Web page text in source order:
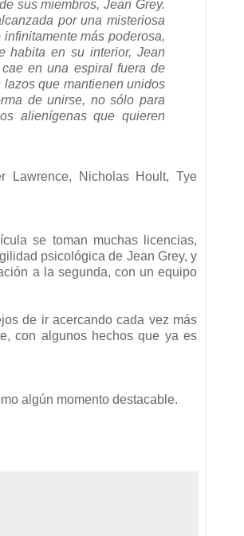
sus miembros, Jean Grey.
por una misteriosa
más poderosa,
habita en su interior, Jean
en una espiral fuera de
que mantienen unidos
de unirse, no sólo para
alienígenas que quieren
Lawrence, Nicholas Hoult, Tye
se toman muchas licencias,
psicológica de Jean Grey, y
a la segunda, con un equipo
de ir acercando cada vez más
con algunos hechos que ya es
algún momento destacable.